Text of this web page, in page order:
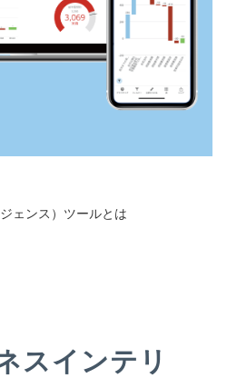
ェンス）ツールとは
スインテリ